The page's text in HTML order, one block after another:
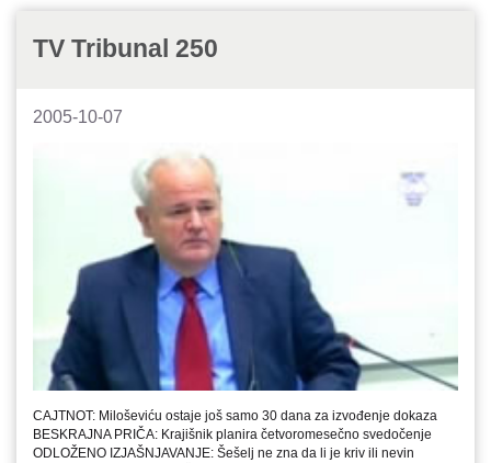
TV Tribunal 250
2005-10-07
CAJTNOT: Miloševiću ostaje još samo 30 dana za izvođenje dokaza
BESKRAJNA PRIČA: Krajišnik planira četvoromesečno svedočenje
ODLOŽENO IZJAŠNJAVANJE: Šešelj ne zna da li je kriv ili nevin